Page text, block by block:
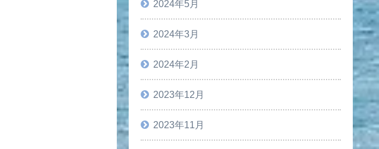
2024年5月
2024年3月
2024年2月
2023年12月
2023年11月